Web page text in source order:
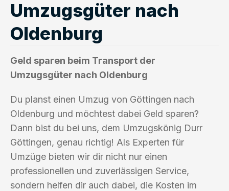
Umzugsgüter nach
Oldenburg
Geld sparen beim Transport der
Umzugsgüter nach Oldenburg
Du planst einen Umzug von Göttingen nach
Oldenburg und möchtest dabei Geld sparen?
Dann bist du bei uns, dem Umzugskönig Durr
Göttingen, genau richtig! Als Experten für
Umzüge bieten wir dir nicht nur einen
professionellen und zuverlässigen Service,
sondern helfen dir auch dabei, die Kosten im